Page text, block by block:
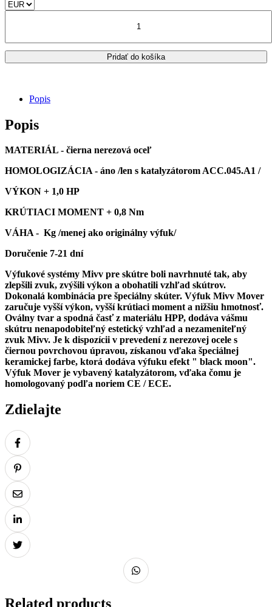
Pridať do košíka
Popis
Popis
MATERIÁL - čierna nerezová oceľ
HOMOLOGIZÁCIA - áno /len s katalyzátorom ACC.045.A1 /
VÝKON + 1,0 HP
KRÚTIACI MOMENT + 0,8 Nm
VÁHA - Kg /menej ako originálny výfuk/
Doručenie 7-21 dní
Výfukové systémy Mivv pre skútre boli navrhnuté tak, aby
zlepšili zvuk, zvýšili výkon a obohatili vzhľad skútrov.
Dokonalá kombinácia pre špeciálny skúter. Výfuk Mivv Mover
zaručuje vyšší výkon, vyšší krútiaci moment a nižšiu hmotnosť.
Oválny tvar a spodná časť z materiálu HPP, dodáva vášmu
skútru nenapodobiteľný estetický vzhľad a nezameniteľný
zvuk Mivv. Je k dispozícii v prevedení z nerezovej ocele s
čiernou povrchovou úpravou, získanou vďaka špeciálnej
keramickej farbe, ktorá dodáva výfuku efekt" black moon".
Výfuk Mover je vybavený katalyzátorom, vďaka čomu je
homologovaný podľa noriem CE / ECE.
Zdielajte
Related products